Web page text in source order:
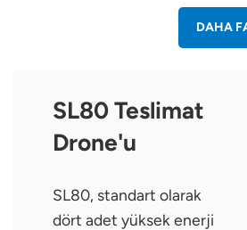
DAHA
SL80 Teslimat
Drone'u
SL80, standart olarak
dört adet yüksek enerji